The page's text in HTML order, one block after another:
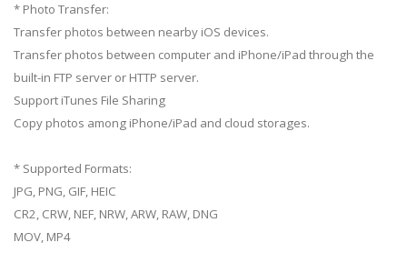
* Photo Transfer:
Transfer photos between nearby iOS devices.
Transfer photos between computer and iPhone/iPad through the
built-in FTP server or HTTP server.
Support iTunes File Sharing
Copy photos among iPhone/iPad and cloud storages.
* Supported Formats:
JPG, PNG, GIF, HEIC
CR2, CRW, NEF, NRW, ARW, RAW, DNG
MOV, MP4